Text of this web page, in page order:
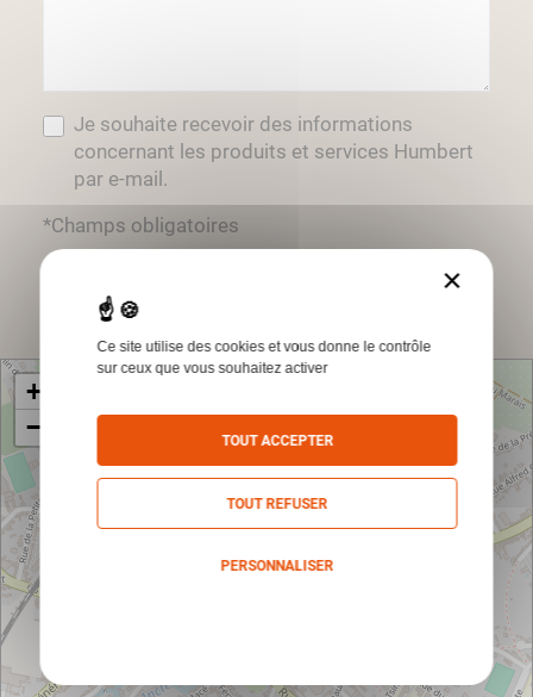
Je souhaite recevoir des informations
concernant les produits et services Humbert
par e-mail.
*Champs obligatoires
+
−
×
Ce site utilise des cookies et vous donne le contrôle
sur ceux que vous souhaitez activer
TOUT ACCEPTER
TOUT REFUSER
PERSONNALISER